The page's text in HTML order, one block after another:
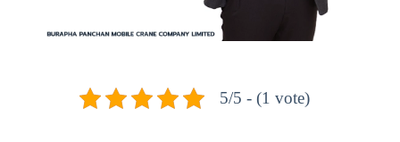
5/5 - (1 vote)